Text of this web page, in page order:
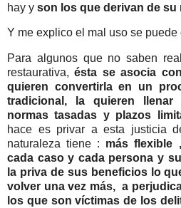
hay y son los que derivan de su
Y me explico el mal uso se puede
Para algunos que no saben
restaurativa,ésta se asocia
quieren convertirla en un
tradicional, la quieren
normas tasadas y plazos
hace es privar a esta justicia
naturaleza tiene : más flexible
cada caso y cada persona y
la priva de sus beneficios lo
volver una vez más, a
los que son víctimas de los